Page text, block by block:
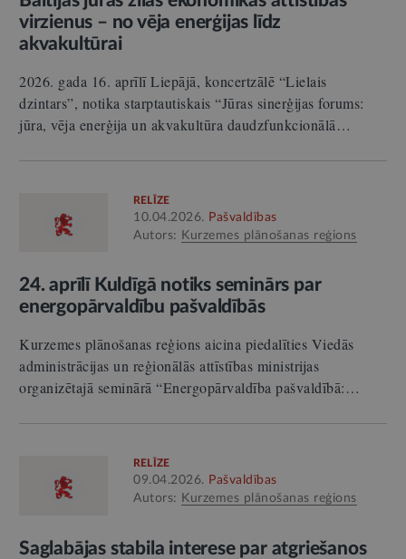
virzienus – no vēja enerģijas līdz
akvakultūrai
2026. gada 16. aprīlī Liepājā, koncertzālē “Lielais
dzintars”, notika starptautiskais “Jūras sinerģijas forums:
jūra, vēja enerģija un akvakultūra daudzfunkcionālā…
RELĪZE
10.04.2026. Pašvaldības
Autors:
Kurzemes plānošanas reģions
24. aprīlī Kuldīgā notiks seminārs par
energopārvaldību pašvaldībās
Kurzemes plānošanas reģions aicina piedalīties Viedās
administrācijas un reģionālās attīstības ministrijas
organizētajā seminārā “Energopārvaldība pašvaldībā:…
RELĪZE
09.04.2026. Pašvaldības
Autors:
Kurzemes plānošanas reģions
Saglabājas stabila interese par atgriešanos